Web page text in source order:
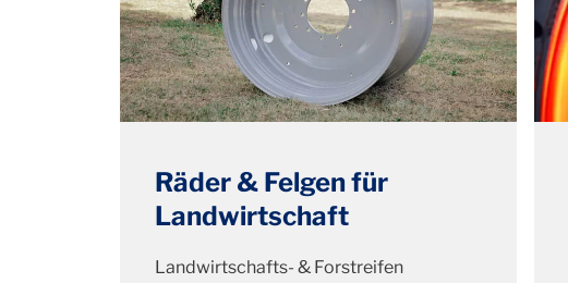
Räder & Felgen für
Landwirtschaft
Landwirtschafts- & Forstreifen